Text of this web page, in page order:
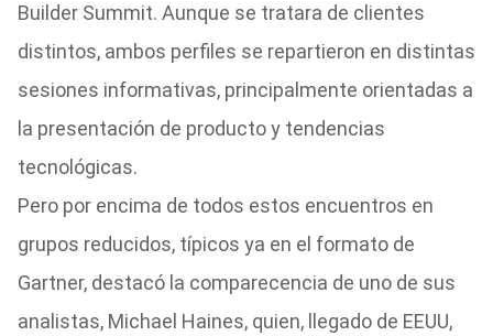
Builder Summit. Aunque se tratara de clientes
distintos, ambos perfiles se repartieron en distintas
sesiones informativas, principalmente orientadas a
la presentación de producto y tendencias
tecnológicas.
Pero por encima de todos estos encuentros en
grupos reducidos, típicos ya en el formato de
Gartner, destacó la comparecencia de uno de sus
analistas, Michael Haines, quien, llegado de EEUU,